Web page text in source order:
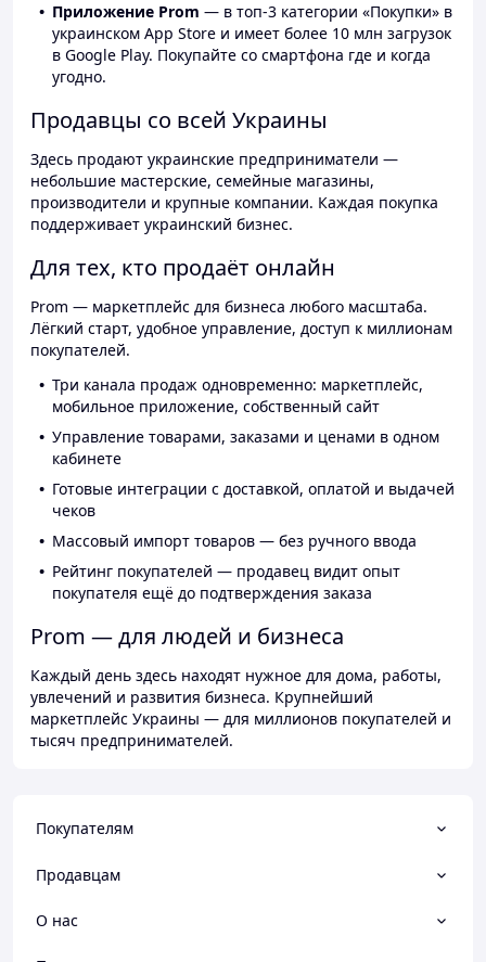
Приложение Prom — в топ-3 категории «Покупки» в
украинском App Store и имеет более 10 млн загрузок
в Google Play. Покупайте со смартфона где и когда
угодно.
Продавцы со всей Украины
Здесь продают украинские предприниматели —
небольшие мастерские, семейные магазины,
производители и крупные компании. Каждая покупка
поддерживает украинский бизнес.
Для тех, кто продаёт онлайн
Prom — маркетплейс для бизнеса любого масштаба.
Лёгкий старт, удобное управление, доступ к миллионам
покупателей.
Три канала продаж одновременно: маркетплейс,
мобильное приложение, собственный сайт
Управление товарами, заказами и ценами в одном
кабинете
Готовые интеграции с доставкой, оплатой и выдачей
чеков
Массовый импорт товаров — без ручного ввода
Рейтинг покупателей — продавец видит опыт
покупателя ещё до подтверждения заказа
Prom — для людей и бизнеса
Каждый день здесь находят нужное для дома, работы,
увлечений и развития бизнеса. Крупнейший
маркетплейс Украины — для миллионов покупателей и
тысяч предпринимателей.
Покупателям
Продавцам
О нас